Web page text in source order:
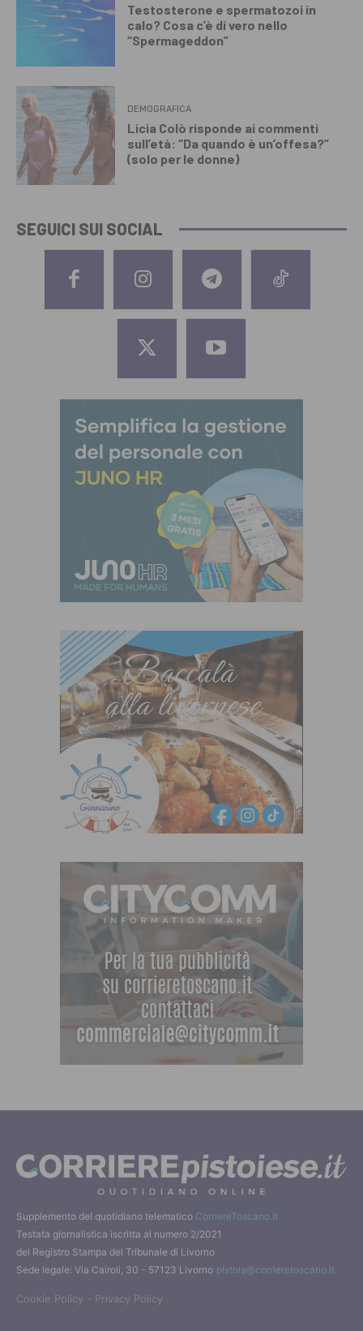
Testosterone e spermatozoi in
calo? Cosa c’è di vero nello
“Spermageddon”
DEMOGRAFICA
Licia Colò risponde ai commenti
sull’età: “Da quando è un’offesa?”
(solo per le donne)
SEGUICI SUI SOCIAL
Supplemento del quotidiano telematico CorriereToscano.it
Testata giornalistica iscritta al numero 2/2021
del Registro Stampa del Tribunale di Livorno
Sede legale: Via Cairoli, 30 - 57123 Livorno pistoia@corrieretoscano.it
Cookie Policy - Privacy Policy